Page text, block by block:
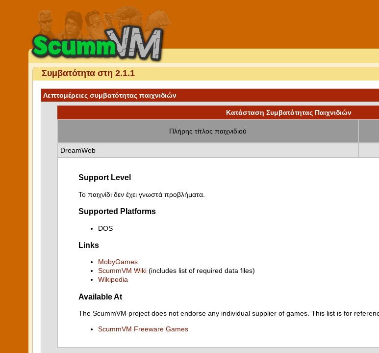
Συμβατότητα στη 2.1.1
Λεπτομέρειες συμβατότητας παιχνιδιών
Κατάσταση Συμβατότητας Παιχνιδιών
Πλήρης τίτλος παιχνιδιού
DreamWeb
Support Level
Το παιχνίδι δεν έχει γνωστά προβλήματα.
Supported Platforms
DOS
Links
MobyGames
ScummVM Wiki (includes list of required data files)
Wikipedia
Available At
The ScummVM project does not endorse any individual supplier of games. This list is for
ScummVM Freeware Games